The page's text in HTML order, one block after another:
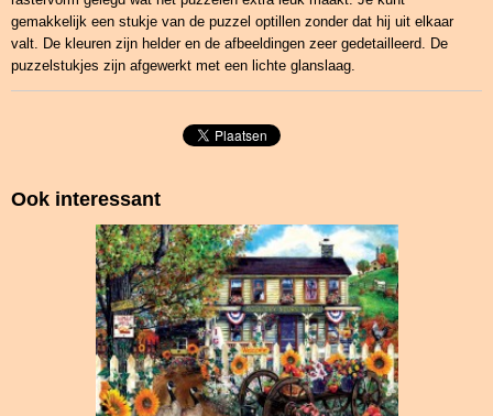
gemakkelijk een stukje van de puzzel optillen zonder dat hij uit elkaar
valt. De kleuren zijn helder en de afbeeldingen zeer gedetailleerd. De
puzzelstukjes zijn afgewerkt met een lichte glanslaag.
Ook interessant